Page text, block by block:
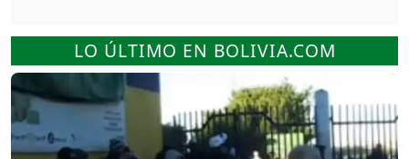
LO ÚLTIMO EN BOLIVIA.COM